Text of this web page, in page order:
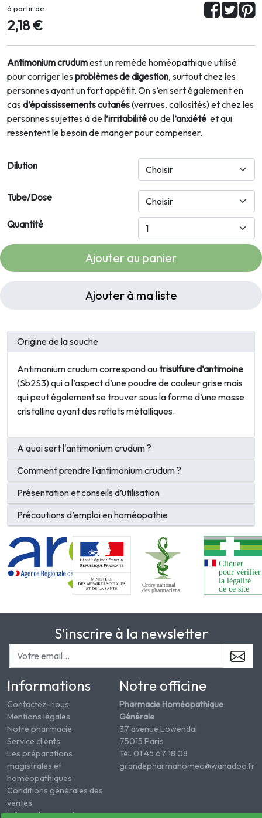
à partir de
2,18 €
Antimonium crudumest un remède homéopathique utilisé
pour corriger les problèmes de digestion, surtout chez les
personnes ayant un fort appétit. On s’en sert également en
cas d’épaississements cutanés(verrues, callosités) et chez les
personnes sujettes à del’irritabilitéou del’anxiété et qui
ressentent le besoin de manger pour compenser.
Dilution
Tube/Dose
Quantité
Ajouter au panier
Ajouter à ma liste
Origine de la souche
Antimonium crudum correspond autrisulfure d’antimoine
(Sb2S3) qui a l’aspect d’une poudre de couleur grise mais
qui peut également se trouver sous la forme d’une masse
cristalline ayant des reflets métalliques.
A quoi sert l'antimonium crudum ?
Comment prendre l'antimonium crudum ?
Présentation et conseils d’utilisation
Précautions d’emploi en homéopathie
S'inscrire à la newsletter
Informations
Contactez-nous
Mentions légales
Notre pharmacie
Service clients
Les préparations
magistrales et
homéopathiques
Conditions générales des
ventes
Informations sur le
Notre officine
Pharmacie Homéopathique
Générale
37 avenue Lowendal
75015 Paris
Tél. 01 45 67 18 08
grandepharmahomeo@wanadoo.fr